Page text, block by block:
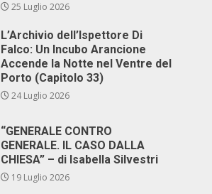
25 Luglio 2026
L’Archivio dell’Ispettore Di
Falco: Un Incubo Arancione
Accende la Notte nel Ventre del
Porto (Capitolo 33)
24 Luglio 2026
“GENERALE CONTRO
GENERALE. IL CASO DALLA
CHIESA” – di Isabella Silvestri
19 Luglio 2026